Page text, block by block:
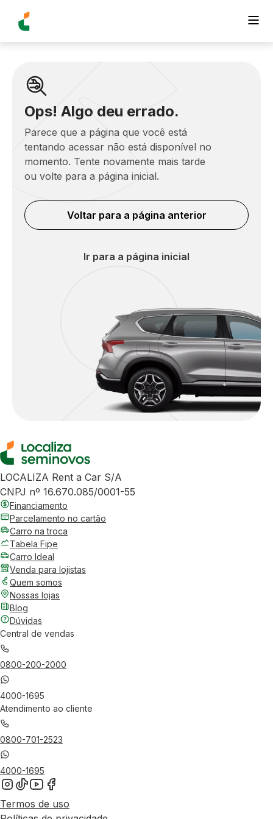
Ops! Algo deu errado.
Parece que a página que você está
tentando acessar não está disponível no
momento. Tente novamente mais tarde
ou volte para a página inicial.
Voltar para a página anterior
Ir para a página inicial
LOCALIZA Rent a Car S/A
CNPJ nº 16.670.085/0001-55
Financiamento
Parcelamento no cartão
Carro na troca
Tabela Fipe
Carro Ideal
Venda para lojistas
Quem somos
Nossas lojas
Blog
Dúvidas
Central de vendas
0800-200-2000
4000-1695
Atendimento ao cliente
0800-701-2523
4000-1695
Termos de uso